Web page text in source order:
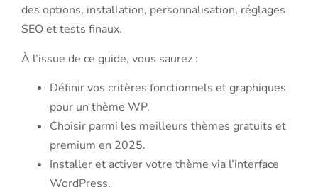
des options, installation, personnalisation, réglages
SEO et tests finaux.
À l’issue de ce guide, vous saurez :
Définir vos critères fonctionnels et graphiques
pour un thème WP.
Choisir parmi les meilleurs thèmes gratuits et
premium en 2025.
Installer et activer votre thème via l’interface
WordPress.